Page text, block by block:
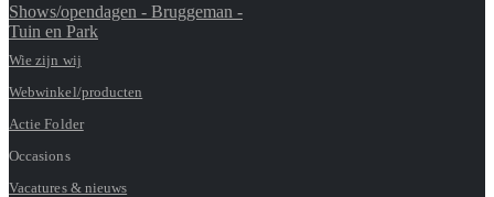
Shows/opendagen - Bruggeman -
Tuin en Park
Wie zijn wij
Webwinkel/producten
Actie Folder
Occasions
Vacatures & nieuws